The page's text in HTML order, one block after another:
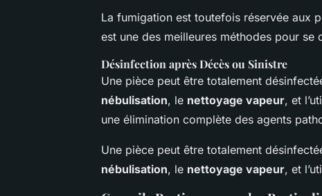
La fumigation est toutefois réservée aux
est une des meilleures méthodes pour
Désinfection après Décès ou Sinistre
Une pièce peut être totalement
nébulisation, le nettoyage vapeur, et
une élimination complète des agents
Une pièce peut être totalement
nébulisation, le nettoyage vapeur, et